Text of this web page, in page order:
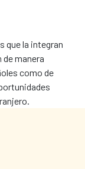
que la integran
de manera
como de